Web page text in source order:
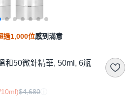
過1,000位感到滿意
和50微針精華, 50ml, 6瓶
$4,680